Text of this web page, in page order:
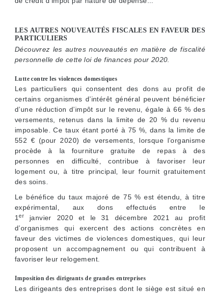
LES AUTRES NOUVEAUTÉS FISCALES EN FAVEUR DES
PARTICULIERS
Découvrez les autres nouveautés en matière de fiscalité
personnelle de cette loi de finances pour 2020.
Lutte contre les violences domestiques
Les particuliers qui consentent des dons au profit de
certains organismes d’intérêt général peuvent bénéficier
d’une réduction d’impôt sur le revenu, égale à 66 % des
versements, retenus dans la limite de 20 % du revenu
imposable. Ce taux étant porté à 75 %, dans la limite de
552 € (pour 2020) de versements, lorsque l’organisme
procède à la fourniture gratuite de repas à des
personnes en difficulté, contribue à favoriser leur
logement ou, à titre principal, leur fournit gratuitement
des soins.
Le bénéfice du taux majoré de 75 % est étendu, à titre
expérimental, aux dons effectués entre le
1er
janvier 2020 et le 31 décembre 2021 au profit
d’organismes qui exercent des actions concrètes en
faveur des victimes de violences domestiques, qui leur
proposent un accompagnement ou qui contribuent à
favoriser leur relogement.
Imposition des dirigeants de grandes entreprises
Les dirigeants des entreprises dont le siège est situé en